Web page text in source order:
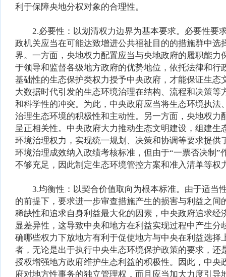
利于保障央地分权对象的合理性。
2.必要性：以划清权力边界为基本要求。必要性要
政机关应当在可能达致增进公共福祉目的的措施群中
界。一方面，央地权力配置应当与央地政府的履职能
于领导和监督各级地方政府的优势地位，依托法律和
基础性的生态保护类权力授予中央政府，才能保证生
大数据时代引发的生态环境治理在结构、流程和决策
和科学性的冲突。为此，中央政府应当将生态环境执
治理生态环境的积极性和主动性。另一方面，央地权
呈正相关性。中央政府大力推动生态文明建设，组建
环境治理权力，实现统一规划、决策和协调等要求提
环境治理成效纳入政绩考核标准，但由于“一票否决制
不够充足，因此制定生态环境管控方案和准入清单等
3.均衡性：以契合价值取向为根本标准。由于适当
的前提下，要求进一步审查措施产生的损害与利益之
稀缺性和追求自身利益最大化的因素，中央政府追求
显差异性，这导致中央和地方在利益实现过程中产生
确哪些权力下放地方有利于促使地方与中央在利益选
者，无论是出于执行中央生态环境保护政策的要求，
授权增强地方政府维护生态利益的积极性。因此，中
府对地方性事务的独立管理权，而且应当加大力度引